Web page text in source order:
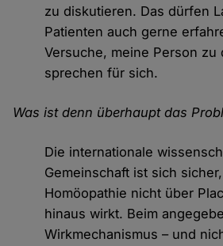
zu diskutieren. Das dürfen
Patienten auch gerne
Versuche, meine Person zu
sprechen für sich.
Was ist denn überhaupt das
Die internationale
Gemeinschaft ist sich
Homöopathie nicht über
hinaus wirkt. Beim
Wirkmechanismus – und